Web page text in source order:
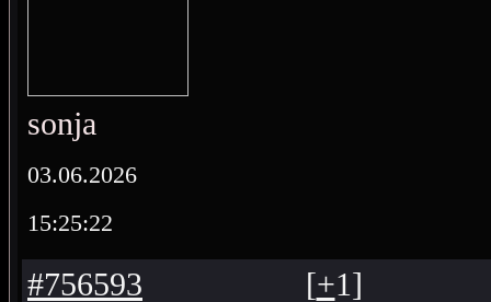
sonja
03.06.2026
15:25:22
#756593 [+1]